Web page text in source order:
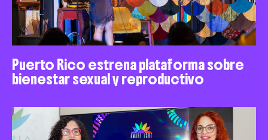
Puerto Rico estrena plataforma sobre
bienestar sexual y reproductivo